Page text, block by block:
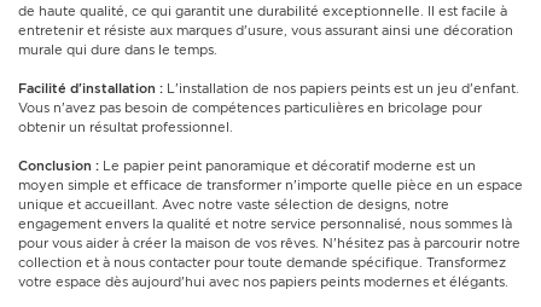
de haute qualité, ce qui garantit une durabilité exceptionnelle. Il est facile à
entretenir et résiste aux marques d'usure, vous assurant ainsi une décoration
murale qui dure dans le temps.
Facilité d'installation : L'installation de nos papiers peints est un jeu d'enfant.
Vous n'avez pas besoin de compétences particulières en bricolage pour
obtenir un résultat professionnel.
Conclusion : Le papier peint panoramique et décoratif moderne est un
moyen simple et efficace de transformer n'importe quelle pièce en un espace
unique et accueillant. Avec notre vaste sélection de designs, notre
engagement envers la qualité et notre service personnalisé, nous sommes là
pour vous aider à créer la maison de vos rêves. N'hésitez pas à parcourir notre
collection et à nous contacter pour toute demande spécifique. Transformez
votre espace dès aujourd'hui avec nos papiers peints modernes et élégants.